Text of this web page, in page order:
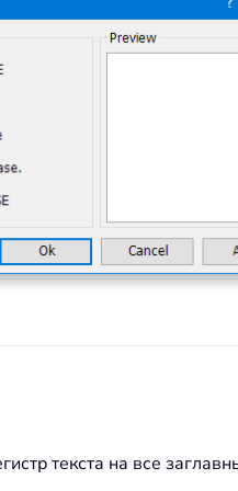
текста на все